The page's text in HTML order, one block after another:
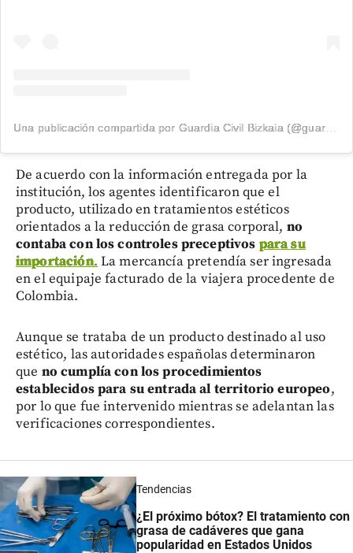
Una publicación compartida por Guardia Civil Bizkaia (@guardiacivilbizkaia)
De acuerdo con la información entregada por la
institución, los agentes identificaron que el
producto, utilizado en tratamientos estéticos
orientados a la reducción de grasa corporal, no
contaba con los controles preceptivos para su
importación. La mercancía pretendía ser ingresada
en el equipaje facturado de la viajera procedente de
Colombia.
Aunque se trataba de un producto destinado al uso
estético, las autoridades españolas determinaron
que no cumplía con los procedimientos
establecidos para su entrada al territorio europeo,
por lo que fue intervenido mientras se adelantan las
verificaciones correspondientes.
Tendencias
¿El próximo bótox? El tratamiento con
grasa de cadáveres que gana
popularidad en Estados Unidos